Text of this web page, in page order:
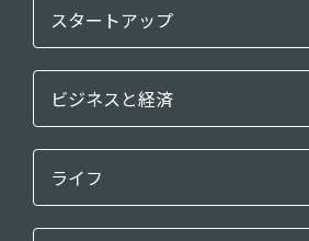
スタートアップ
ビジネスと経済
ライフ